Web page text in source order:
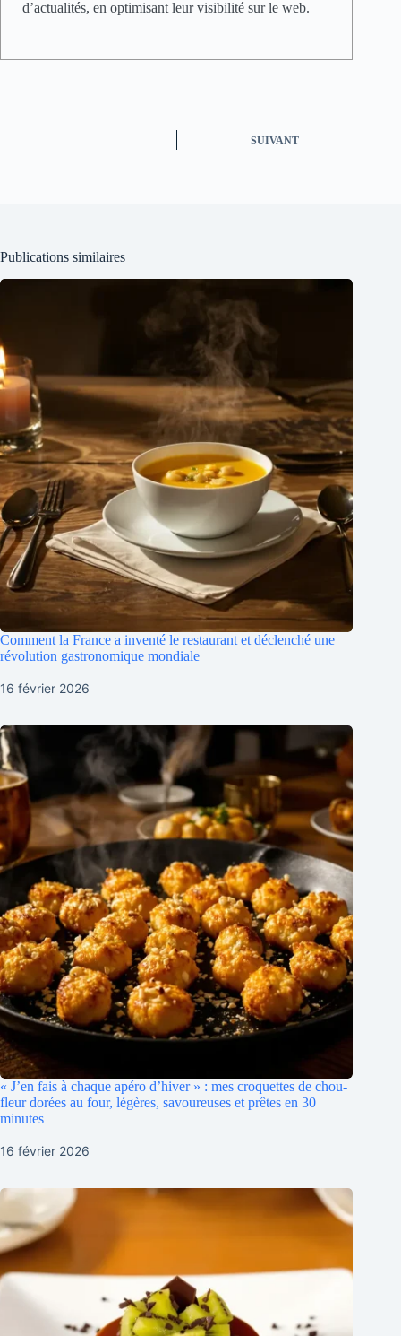
d’actualités, en optimisant leur visibilité sur le web.
SUIVANT
Publications similaires
Comment la France a inventé le restaurant et déclenché une
révolution gastronomique mondiale
16 février 2026
« J’en fais à chaque apéro d’hiver » : mes croquettes de chou-
fleur dorées au four, légères, savoureuses et prêtes en 30
minutes
16 février 2026